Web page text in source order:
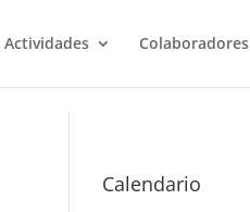
Actividades Colaboradores
Calendario